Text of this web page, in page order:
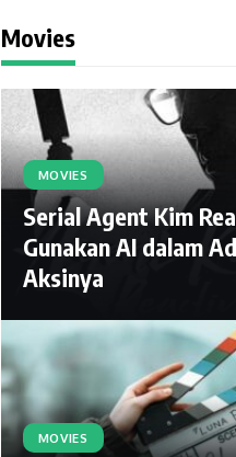
Movies
MOVIES
Serial Agent Kim
Gunakan AI dalam
Aksinya
MOVIES